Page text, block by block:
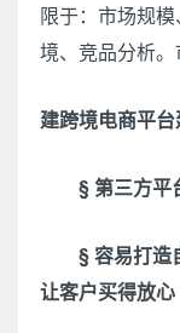
限于：市场规
境、竞品分析。
建跨境电商平
§ 第三方平
§ 容易打造自
让客户买得放心